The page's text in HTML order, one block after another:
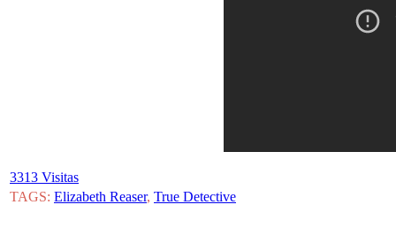
3313 Visitas
TAGS: Elizabeth Reaser, True Detective